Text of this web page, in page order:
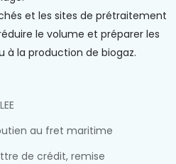
et les sites de prétraitement
le volume et préparer les
la production de biogaz.
au fret maritime
de crédit, remise